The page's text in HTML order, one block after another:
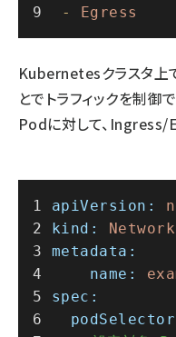
-
Egress
Kubernetesクラスタ上
とでトラフィックを制御
Podに対して、Ingress/
apiVersion:
kind:
metadata:
name:
spec: